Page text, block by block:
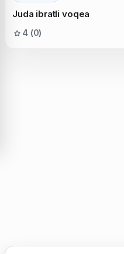
Juda ibratli voqea
4 (0)